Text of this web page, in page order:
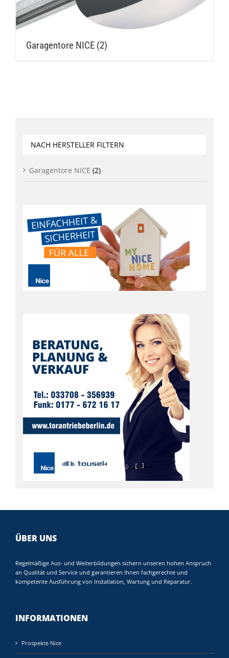
Garagentore NICE (2)
NACH HERSTELLER FILTERN
Garagentore NICE (2)
ÜBER UNS
Regelmäßige Aus- und Weiterbildungen sichern unseren hohen Anspruch
an Qualität und Service und garantieren Ihnen fachgerechte und
kompetente Ausführung von Installation, Wartung und Reparatur.
INFORMATIONEN
Prospekte Nice